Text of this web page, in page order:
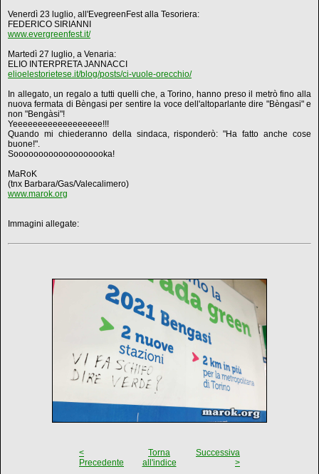
Venerdì 23 luglio, all'EvegreenFest alla Tesoriera:
FEDERICO SIRIANNI
www.evergreenfest.it/
Martedì 27 luglio, a Venaria:
ELIO INTERPRETA JANNACCI
elioelestorietese.it/blog/posts/ci-vuole-orecchio/
In allegato, un regalo a tutti quelli che, a Torino, hanno preso il metrò fino alla
nuova fermata di Bèngasi per sentire la voce dell'altoparlante dire "Bèngasi" e
non "Bengàsi"!
Yeeeeeeeeeeeeeeeeee!!!
Quando mi chiederanno della sindaca, risponderò: "Ha fatto anche cose
buone!".
Sooooooooooooooooooka!
MaRoK
(tnx Barbara/Gas/Valecalimero)
www.marok.org
Immagini allegate:
<
Precedente
Torna
all'indice
Successiva
>